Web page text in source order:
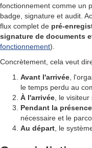
fonctionnement comme un
badge, signature et audit.
flux complet de pré-
signature de documents
fonctionnement).
Concrètement, cela veut
Avant l'arrivée,
le temps perdu au
À l'arrivée, le visiteur
Pendant la
nécessaire et le
Au départ, le